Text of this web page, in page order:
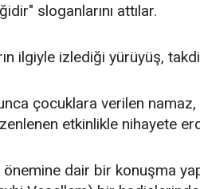
sloganlarını attılar.
ilgiyle izlediği yürüyüş,
çocuklara verilen
etkinlikle nihayete
dair bir konuşma